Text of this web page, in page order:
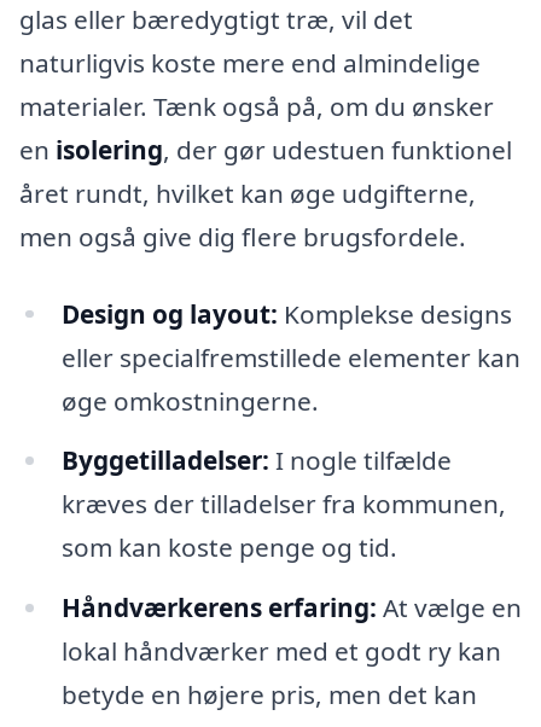
glas eller bæredygtigt træ, vil det
naturligvis koste mere end almindelige
materialer. Tænk også på, om du ønsker
en isolering, der gør udestuen funktionel
året rundt, hvilket kan øge udgifterne,
men også give dig flere brugsfordele.
Design og layout: Komplekse designs
eller specialfremstillede elementer kan
øge omkostningerne.
Byggetilladelser: I nogle tilfælde
kræves der tilladelser fra kommunen,
som kan koste penge og tid.
Håndværkerens erfaring: At vælge en
lokal håndværker med et godt ry kan
betyde en højere pris, men det kan